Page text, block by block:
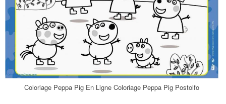
Coloriage Peppa Pig En Ligne Coloriage Peppa Pig Postolfo